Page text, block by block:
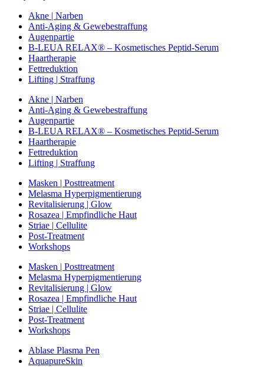
Akne | Narben
Anti-Aging & Gewebestraffung
Augenpartie
B-LEUA RELAX® – Kosmetisches Peptid-Serum
Haartherapie
Fettreduktion
Lifting | Straffung
Akne | Narben
Anti-Aging & Gewebestraffung
Augenpartie
B-LEUA RELAX® – Kosmetisches Peptid-Serum
Haartherapie
Fettreduktion
Lifting | Straffung
Masken | Posttreatment
Melasma Hyperpigmentierung
Revitalisierung | Glow
Rosazea | Empfindliche Haut
Striae | Cellulite
Post-Treatment
Workshops
Masken | Posttreatment
Melasma Hyperpigmentierung
Revitalisierung | Glow
Rosazea | Empfindliche Haut
Striae | Cellulite
Post-Treatment
Workshops
Ablase Plasma Pen
AquapureSkin